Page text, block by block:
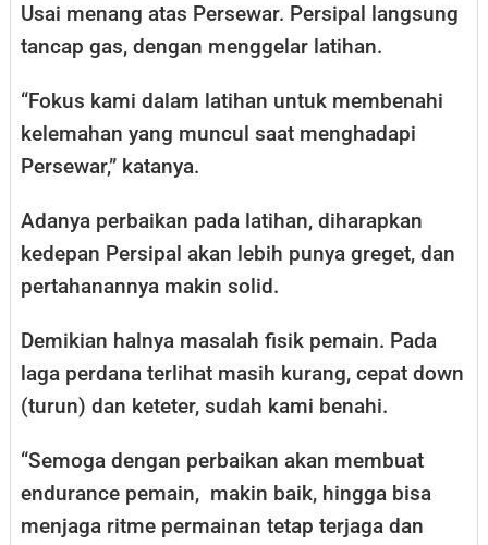
Usai menang atas Persewar. Persipal langsung
tancap gas, dengan menggelar latihan.
“Fokus kami dalam latihan untuk membenahi
kelemahan yang muncul saat menghadapi
Persewar,” katanya.
Adanya perbaikan pada latihan, diharapkan
kedepan Persipal akan lebih punya greget, dan
pertahanannya makin solid.
Demikian halnya masalah fisik pemain. Pada
laga perdana terlihat masih kurang, cepat down
(turun) dan keteter, sudah kami benahi.
“Semoga dengan perbaikan akan membuat
endurance pemain, makin baik, hingga bisa
menjaga ritme permainan tetap terjaga dan